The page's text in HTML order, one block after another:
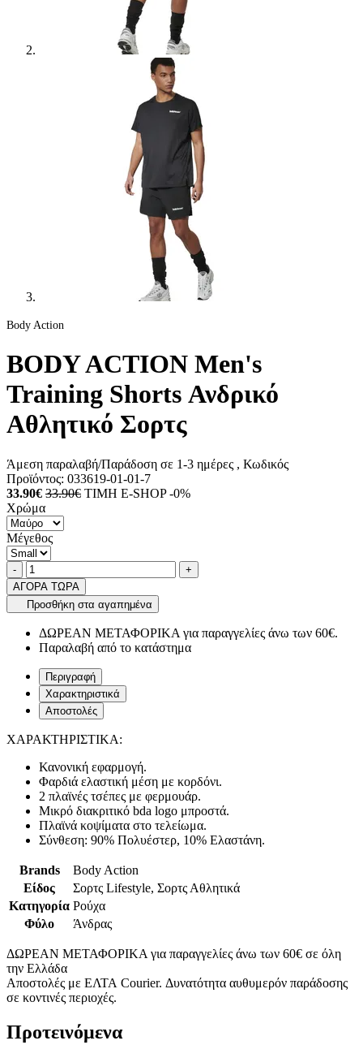
Body Action
BODY ACTION Men's
Training Shorts Ανδρικό
Αθλητικό Σορτς
Άμεση παραλαβή/Παράδοση σε 1-3 ημέρες , Κωδικός
Προϊόντος: 033619-01-01-7
33.90€ 33.90€ ΤΙΜΗ E-SHOP -0%
Χρώμα
Μέγεθος
Ποσότητα
-product.increase.quantity +
ΑΓΟΡΑ ΤΩΡΑ
Προσθήκη στα αγαπημένα
ΔΩΡΕΑΝ ΜΕΤΑΦΟΡΙΚΑ για παραγγελίες άνω των 60€.
Παραλαβή από το κατάστημα
Περιγραφή
Χαρακτηριστικά
Αποστολές
ΧΑΡΑΚΤΗΡΙΣΤΙΚΑ:
Κανονική εφαρμογή.
Φαρδιά ελαστική μέση με κορδόνι.
2 πλαϊνές τσέπες με φερμουάρ.
Μικρό διακριτικό bda logo μπροστά.
Πλαϊνά κοψίματα στο τελείωμα.
Σύνθεση: 90% Πολυέστερ, 10% Ελαστάνη.
Brands
Body Action
Είδος
Σορτς Lifestyle, Σορτς Αθλητικά
Κατηγορία Ρούχα
Φύλο
Άνδρας
ΔΩΡΕΑΝ ΜΕΤΑΦΟΡΙΚΑ για παραγγελίες άνω των 60€ σε όλη
την Ελλάδα
Αποστολές με ΕΛΤΑ Courier. Δυνατότητα αυθυμερόν παράδοσης
σε κοντινές περιοχές.
Προτεινόμενα